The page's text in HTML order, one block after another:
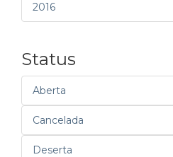
2016
Status
Aberta
Cancelada
Deserta